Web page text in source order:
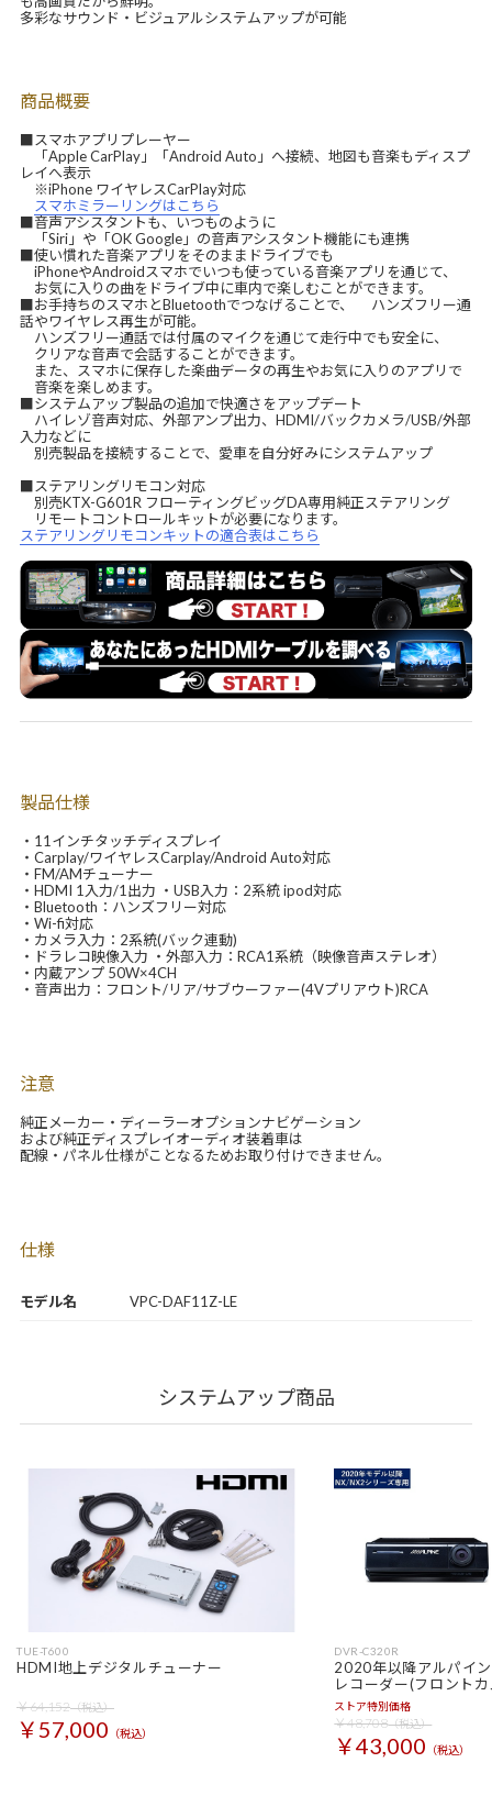
モデル名 VPC-DAF11Z-LE
多彩なサウンド・ビジュアルシステムアップが可能
商品概要
■スマホアプリプレーヤー
「Apple CarPlay」「Android Auto」へ接続、地図も音楽もディスプ
レイへ表示
※iPhone ワイヤレスCarPlay対応
スマホミラーリングはこちら
■音声アシスタントも、いつものように
「Siri」や「OK Google」の音声アシスタント機能にも連携
■使い慣れた音楽アプリをそのままドライブでも
iPhoneやAndroidスマホでいつも使っている音楽アプリを通じて、
お気に入りの曲をドライブ中に車内で楽しむことができます。
■お手持ちのスマホとBluetoothでつなげることで、 ハンズフリー通
話やワイヤレス再生が可能。
ハンズフリー通話では付属のマイクを通じて走行中でも安全に、
クリアな音声で会話することができます。
また、スマホに保存した楽曲データの再生やお気に入りのアプリで
音楽を楽しめます。
■システムアップ製品の追加で快適さをアップデート
ハイレゾ音声対応、外部アンプ出力、HDMI/バックカメラ/USB/外部
入力などに
別売製品を接続することで、愛車を自分好みにシステムアップ
■ステアリングリモコン対応
別売KTX-G601R フローティングビッグDA専用純正ステアリング
リモートコントロールキットが必要になります。
ステアリングリモコンキットの適合表はこちら
製品仕様
・11インチタッチディスプレイ
・Carplay/ワイヤレスCarplay/Android Auto対応
・FM/AMチューナー
・HDMI 1入力/1出力 ・USB入力：2系統 ipod対応
・Bluetooth：ハンズフリー対応
・Wi-fi対応
・カメラ入力：2系統(バック連動)
・ドラレコ映像入力 ・外部入力：RCA1系統（映像音声ステレオ）
・内蔵アンプ 50W×4CH
・音声出力：フロント/リア/サブウーファー(4Vプリアウト)RCA
注意
純正メーカー・ディーラーオプションナビゲーション
および純正ディスプレイオーディオ装着車は
配線・パネル仕様がことなるためお取り付けできません。
仕様
システムアップ商品
TUE-T600
HDMI地上デジタルチューナー
￥64,152（税込）
￥57,000 （税込）
DVR-C320R
2020年以降アルパイ
レコーダー(フロント
ストア特別価格
￥48,708（税込）
￥43,000 （税込）